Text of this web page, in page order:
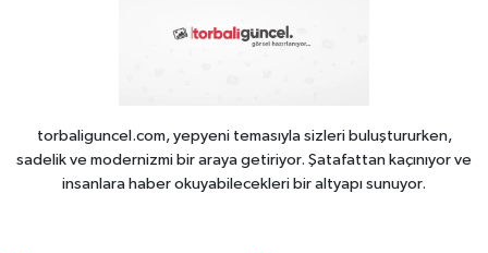
torbaliguncel.com, yepyeni temasıyla sizleri buluştururken,
sadelik ve modernizmi bir araya getiriyor. Şatafattan kaçınıyor ve
insanlara haber okuyabilecekleri bir altyapı sunuyor.